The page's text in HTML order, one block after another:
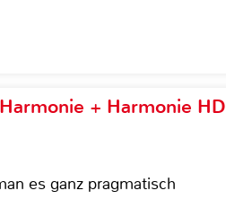
+ Harmonie HD
es ganz pragmatisch